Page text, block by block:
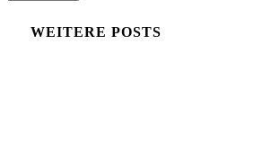
WEITERE POSTS